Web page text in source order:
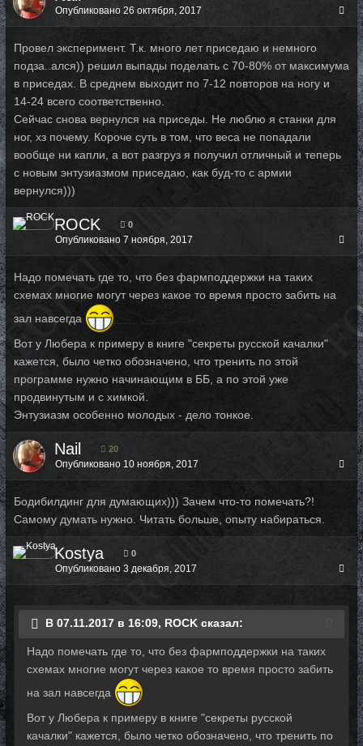
Опубликовано 26 октября, 2017
Провел эксперимент. Т.к. много лет приседаю и немного
подза..ался)) решил выпады поделать с 70-80% от максимума
в приседах. В среднем выходит по 7-12 повторов на ногу и
14-24 всего соответственно.
Сейчас снова вернулся на приседы. Не люблю я станки для
ног, хз почему. Короче суть в том, что веса не попадали
вообще ни капли, а вот разгруз я получил отличный и теперь
с новым энтузиазмом приседаю, как буд-то с армии
вернулся)))
ROCK 0
Опубликовано 7 ноября, 2017
Надо помечать где то, что без фармподдержки на таких
схемах многие могут через какое то время просто забить на
зал навсегда
Вот у Любера к примеру в книге "секреты русской качалки"
кажется, было четко обозначено, что тренить по этой
программе нужно начинающим в ББ, а по этой уже
продвинутым и с химкой.
Энтузиазм особенно молодых - дело тонкое.
Nail 20
Опубликовано 10 ноября, 2017
Бодибилдинг для думающих))) Зачем что-то помечать?!
Самому думать нужно. Читать больше, опыту набираться.
Kostya 0
Опубликовано 3 декабря, 2017
В 07.11.2017 в 16:09, ROCK сказал:
Надо помечать где то, что без фармподдержки на таких
схемах многие могут через какое то время просто забить
на зал навсегда
Вот у Любера к примеру в книге "секреты русской
качалки" кажется, было четко обозначено, что тренить по